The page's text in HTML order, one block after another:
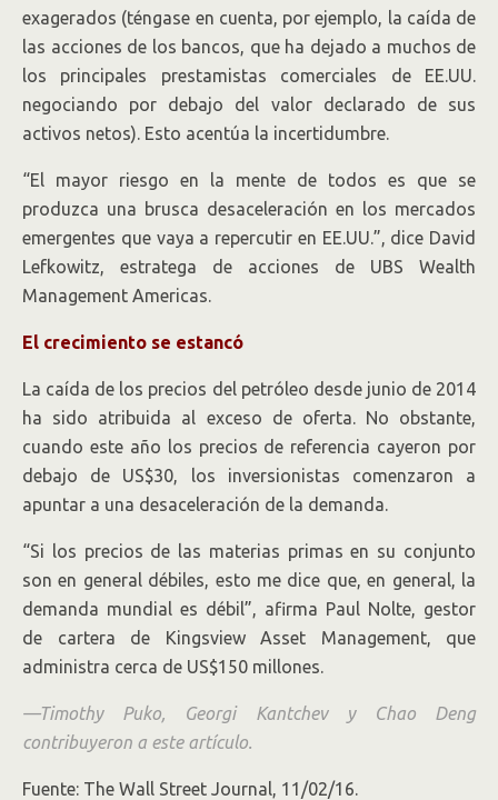
exagerados (téngase en cuenta, por ejemplo, la caída de
las acciones de los bancos, que ha dejado a muchos de
los principales prestamistas comerciales de EE.UU.
negociando por debajo del valor declarado de sus
activos netos). Esto acentúa la incertidumbre.
“El mayor riesgo en la mente de todos es que se
produzca una brusca desaceleración en los mercados
emergentes que vaya a repercutir en EE.UU.”, dice David
Lefkowitz, estratega de acciones de UBS Wealth
Management Americas.
El crecimiento se estancó
La caída de los precios del petróleo desde junio de 2014
ha sido atribuida al exceso de oferta. No obstante,
cuando este año los precios de referencia cayeron por
debajo de US$30, los inversionistas comenzaron a
apuntar a una desaceleración de la demanda.
“Si los precios de las materias primas en su conjunto
son en general débiles, esto me dice que, en general, la
demanda mundial es débil”, afirma Paul Nolte, gestor
de cartera de Kingsview Asset Management, que
administra cerca de US$150 millones.
—Timothy Puko, Georgi Kantchev y Chao Deng
contribuyeron a este artículo.
Fuente: The Wall Street Journal, 11/02/16.